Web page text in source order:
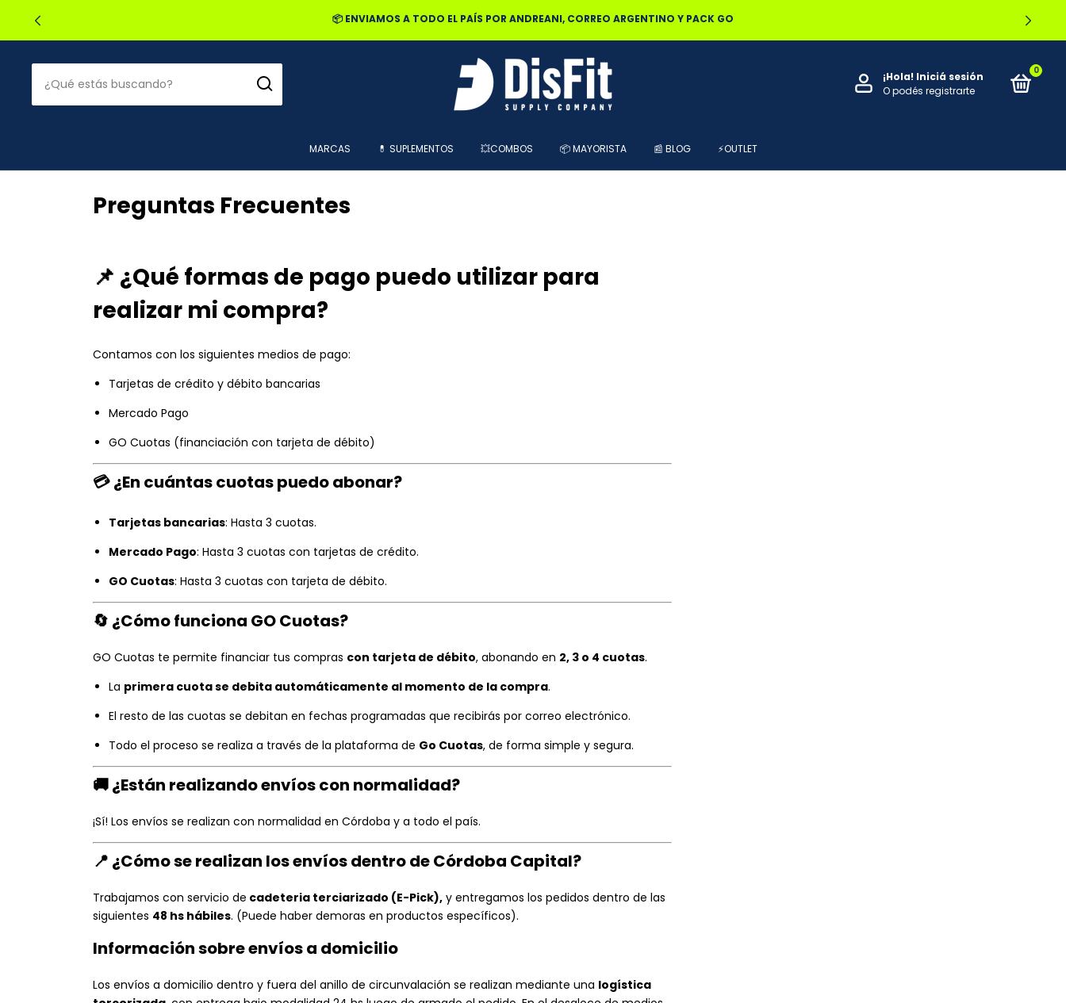
🔥20% OFF POR TRANSFERENCIA | 25% OFF EN EFECTIVO RETIRANDO EN LOCAL
¡Hola! Iniciá sesión
O podés registrarte
0
MARCAS 💊 SUPLEMENTOS 💥COMBOS 📦 MAYORISTA 📰 BLOG ⚡OUTLET
Preguntas Frecuentes
📌 ¿Qué formas de pago puedo utilizar para
realizar mi compra?
Contamos con los siguientes medios de pago:
Tarjetas de crédito y débito bancarias
Mercado Pago
GO Cuotas (financiación con tarjeta de débito)
💳¿En cuántas cuotas puedo abonar?
Tarjetas bancarias: Hasta 3 cuotas.
Mercado Pago: Hasta 3 cuotas con tarjetas de crédito.
GO Cuotas: Hasta 3 cuotas con tarjeta de débito.
🔄 ¿Cómo funciona GO Cuotas?
GO Cuotas te permite financiar tus compras con tarjeta de débito, abonando en 2, 3 o 4 cuotas.
La primera cuota se debita automáticamente al momento de la compra.
El resto de las cuotas se debitan en fechas programadas que recibirás por correo electrónico.
Todo el proceso se realiza a través de la plataforma de Go Cuotas, de forma simple y segura.
🚚¿Están realizando envíos con normalidad?
¡Sí! Los envíos se realizan con normalidad en Córdoba y a todo el país.
📍 ¿Cómo se realizan los envíos dentro de Córdoba Capital?
Trabajamos con servicio de cadeteria terciarizado (E-Pick), y entregamos los pedidos dentro de las
siguientes 48 hs hábiles. (Puede haber demoras en productos específicos).
Información sobre envíos a domicilio
Los envíos a domicilio dentro y fuera del anillo de circunvalación se realizan mediante una logística